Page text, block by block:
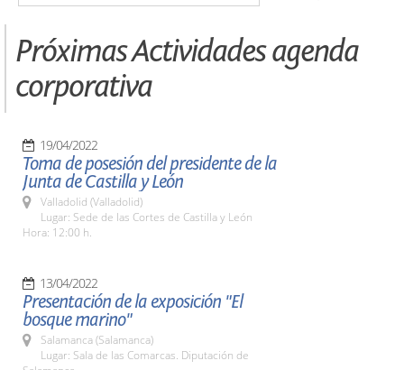
Próximas Actividades agenda
corporativa
19/04/2022
Toma de posesión del presidente de la
Junta de Castilla y León
Valladolid (Valladolid)
Lugar: Sede de las Cortes de Castilla y León
Hora: 12:00 h.
13/04/2022
Presentación de la exposición "El
bosque marino"
Salamanca (Salamanca)
Lugar: Sala de las Comarcas. Diputación de